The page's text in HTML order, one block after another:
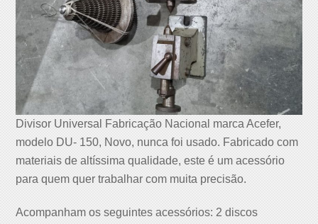
Divisor Universal Fabricação Nacional marca Acefer,
modelo DU- 150, Novo, nunca foi usado. Fabricado com
materiais de altíssima qualidade, este é um acessório
para quem quer trabalhar com muita precisão.
Acompanham os seguintes acessórios: 2 discos